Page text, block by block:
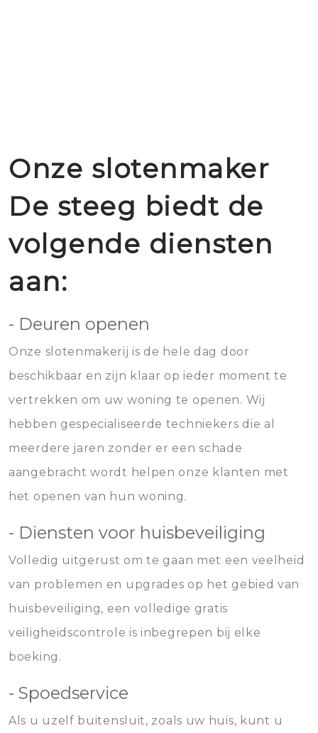
Onze slotenmaker
De steeg biedt de
volgende diensten
aan:
- Deuren openen
Onze slotenmakerij is de hele dag door
beschikbaar en zijn klaar op ieder moment te
vertrekken om uw woning te openen. Wij
hebben gespecialiseerde techniekers die al
meerdere jaren zonder er een schade
aangebracht wordt helpen onze klanten met
het openen van hun woning.
- Diensten voor huisbeveiliging
Volledig uitgerust om te gaan met een veelheid
van problemen en upgrades op het gebied van
huisbeveiliging, een volledige gratis
veiligheidscontrole is inbegrepen bij elke
boeking.
- Spoedservice
Als u uzelf buitensluit, zoals uw huis, kunt u